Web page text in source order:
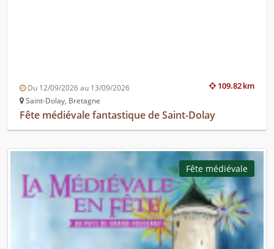
109.82 km
Du 12/09/2026 au 13/09/2026
Saint-Dolay, Bretagne
Fête médiévale fantastique de Saint-Dolay
Fête médiévale